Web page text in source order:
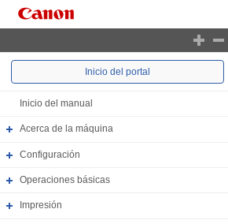
Inicio del portal
Inicio del manual
Acerca de la máquina
Configuración
Operaciones básicas
Impresión